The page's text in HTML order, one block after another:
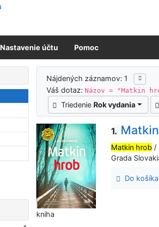
Nastavenie účtu Pomoc
Výsledky
Nájdených záznamov: 1
Váš dotaz:Názov = "Matkin
Triedenie Rok vydania
1.
Matkin hrob /
Grada
Do košíka
kniha